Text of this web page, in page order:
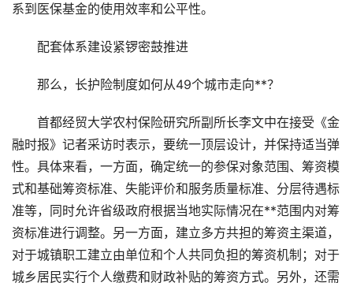
系到医保基金的使用效率和公平性。
配套体系建设紧锣密鼓推进
那么，长护险制度如何从49个城市走向**？
首都经贸大学农村保险研究所副所长李文中在接受《金
融时报》记者采访时表示，要统一顶层设计，并保持适当弹
性。具体来看，一方面，确定统一的参保对象范围、筹资模
式和基础筹资标准、失能评价和服务质量标准、分层待遇标
准等，同时允许省级政府根据当地实际情况在**范围内对筹
资标准进行调整。另一方面，建立多方共担的筹资主渠道，
对于城镇职工建立由单位和个人共同负担的筹资机制；对于
城乡居民实行个人缴费和财政补贴的筹资方式。另外，还需